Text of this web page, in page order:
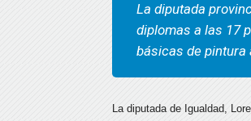
La diputada
diplomas a las 17
básicas de pintura
La diputada de Igualdad,